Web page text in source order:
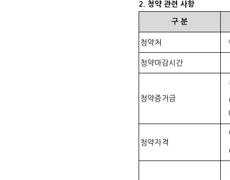
2. 청약 관련 사항
구 분
청약처
청약마감시간
청약증거금
청약자격